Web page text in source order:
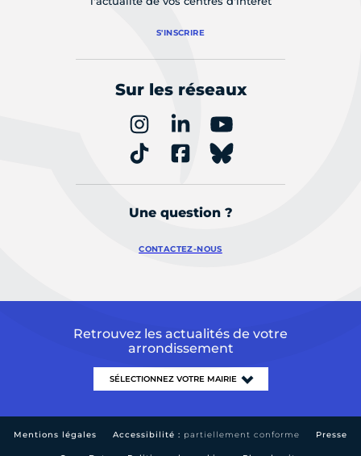
S'INSCRIRE
Sur les réseaux
Une question ?
CONTACTEZ-NOUS
Retrouvez les actualités de votre
arrondissement
Mentions légales Accessibilité : partiellement conforme Presse